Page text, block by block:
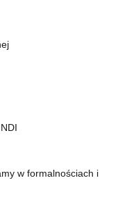
w formalnościach i